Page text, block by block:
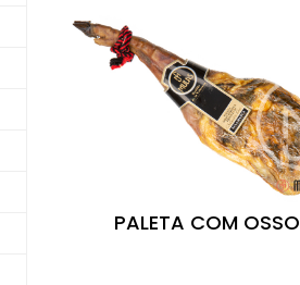
PALETA COM OSSO